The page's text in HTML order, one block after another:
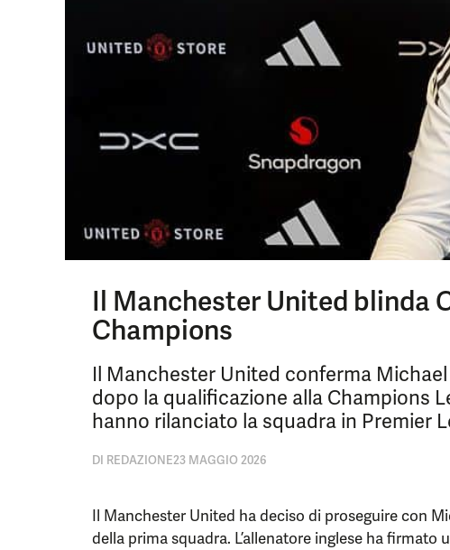
Il Manchester United blinda
Champions
Il Manchester United conferma
dopo la qualificazione alla Champions
hanno rilanciato la squadra in Premier
DI REDAZIONE23 MAGGIO 2026
Il Manchester United ha deciso di proseguire con
della prima squadra. L’allenatore inglese ha